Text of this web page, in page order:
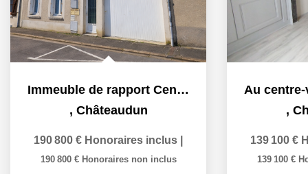
Immeuble de rapport Centre-ville de Châteaudun
, Châteaudun
190 800 € Honoraires inclus
190 800 € Honoraires non inclus
,
139 100 €
139 100 €